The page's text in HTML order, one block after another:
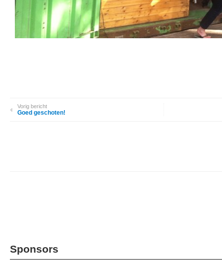
Vorig bericht
Goed geschoten!
Sponsors